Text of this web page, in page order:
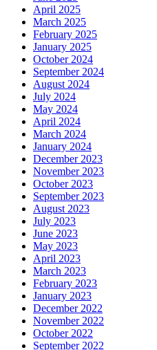
April 2025
March 2025
February 2025
January 2025
October 2024
September 2024
August 2024
July 2024
May 2024
April 2024
March 2024
January 2024
December 2023
November 2023
October 2023
September 2023
August 2023
July 2023
June 2023
May 2023
April 2023
March 2023
February 2023
January 2023
December 2022
November 2022
October 2022
September 2022